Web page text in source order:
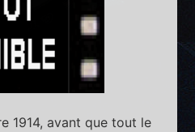
1914, avant que tout le